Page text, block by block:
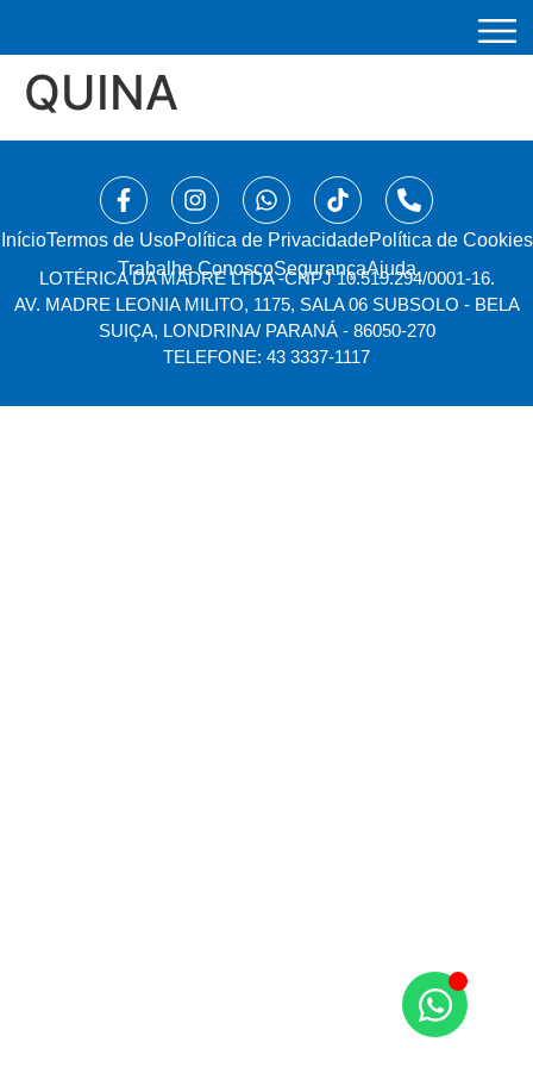
QUINA
Início⁠Termos de UsoPolítica de PrivacidadePolítica de Cookies
Trabalhe ConoscoSegurançaAjuda
LOTÉRICA DA MADRE LTDA -CNPJ 10.519.294/0001-16.
AV. MADRE LEONIA MILITO, 1175, SALA 06 SUBSOLO - BELA
SUIÇA, LONDRINA/ PARANÁ - 86050-270
TELEFONE: 43 3337-1117